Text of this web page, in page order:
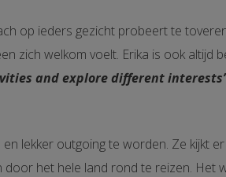
op ieders gezicht probeert te
zich welkom voelt. Erika is ook altijd
and explore different
lekker outgoing te worden. Ze kijkt
het hele land rond te reizen. Het